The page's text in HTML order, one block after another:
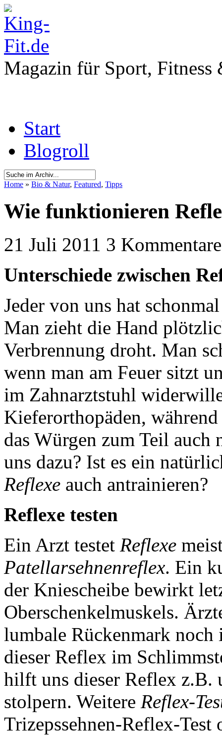
Magazin für Sport, Fitness
Start
Blogroll
Home » Bio & Natur, Featured, Tipps
Wie funktionieren
21 Juli 2011 3 Kommentare
Unterschiede zwischen
Jeder von uns hat
Man zieht die Hand
Verbrennung droht. Man
wenn man am Feuer sitzt
im Zahnarztstuhl
Kieferorthopäden,
das Würgen zum Teil auch
uns dazu? Ist es ein
Reflexe auch antrainieren?
Reflexe testen
Ein Arzt testet Reflexe
Patellarsehnenreflex. Ein
der Kniescheibe bewirkt
Oberschenkelmuskels.
lumbale Rückenmark
dieser Reflex im
hilft uns dieser Reflex z.B.
stolpern. Weitere Reflex-
Trizepssehnen-Reflex-Test